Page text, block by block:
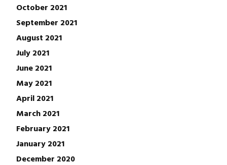
October 2021
September 2021
August 2021
July 2021
June 2021
May 2021
April 2021
March 2021
February 2021
January 2021
December 2020